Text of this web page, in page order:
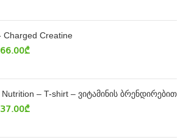
Charged Creatine
66.00₾
– T-shirt – ვიტამინის ბრენდირებით
37.00₾